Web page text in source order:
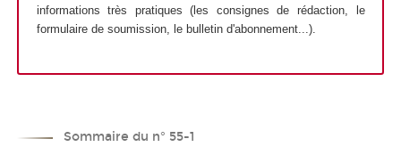
informations très pratiques (les consignes de rédaction, le
formulaire de soumission, le bulletin d'abonnement...).
Sommaire du n° 55-1